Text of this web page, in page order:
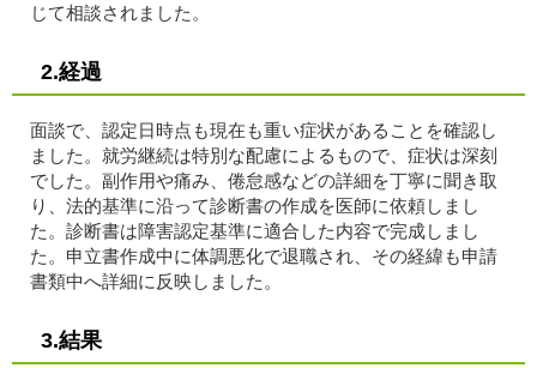
じて相談されました。
2.経過
面談で、認定日時点も現在も重い症状があることを確認し
ました。就労継続は特別な配慮によるもので、症状は深刻
でした。副作用や痛み、倦怠感などの詳細を丁寧に聞き取
り、法的基準に沿って診断書の作成を医師に依頼しまし
た。診断書は障害認定基準に適合した内容で完成しまし
た。申立書作成中に体調悪化で退職され、その経緯も申請
書類中へ詳細に反映しました。
3.結果